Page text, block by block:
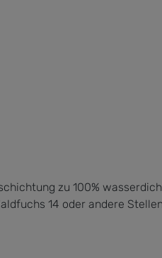
zu 100%
14 oder andere